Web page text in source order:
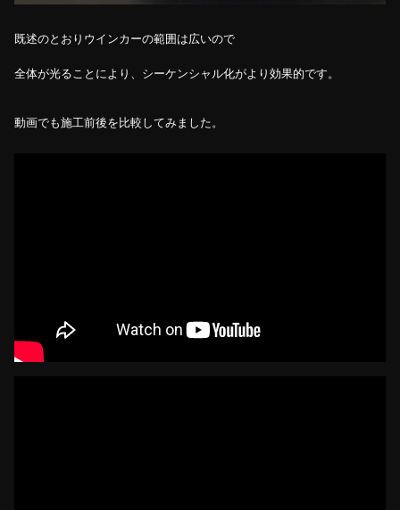
既述のとおりウインカーの範囲は広いので
全体が光ることにより、シーケンシャル化がより効果的です。
動画でも施工前後を比較してみました。